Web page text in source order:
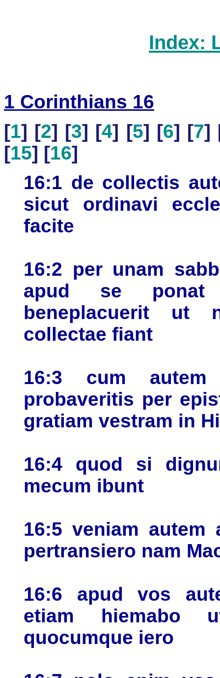
Index:
1 Corinthians 16
[1] [2] [3] [4] [5] [6] [7]
[15] [16]
16:1 de collectis
sicut ordinavi
facite
16:2 per unam
apud se ponat
beneplacuerit ut
collectae fiant
16:3 cum
probaveritis per
gratiam vestram in
16:4 quod si
mecum ibunt
16:5 veniam autem
pertransiero nam
16:6 apud vos
etiam hiemabo
quocumque iero